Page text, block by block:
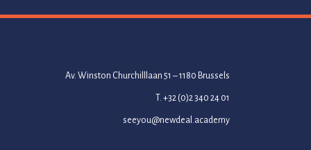
Av. Winston Churchilllaan 51 – 1180 Brussels
T. +32 (0)2 340 24 01
seeyou@newdeal.academy